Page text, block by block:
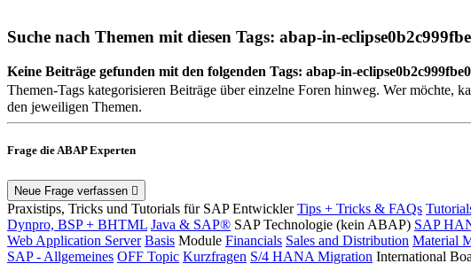
Suche nach Themen mit diesen Tags: abap-in-
Keine Beiträge gefunden mit den folgenden Tags: abap-in-
Themen-Tags kategorisieren Beiträge über einzelne Foren hinweg. Wer möchte,
den jeweiligen Themen.
Frage die ABAP Experten
Neue Frage verfassen
Praxistips, Tricks und Tutorials für SAP Entwickler Tips + Tricks & FAQs
Dynpro, BSP + BHTML Java & SAP® SAP Technologie (kein ABAP) SAP
Web Application Server Basis Module Financials Sales and Distribution Material
SAP - Allgemeines OFF Topic Kurzfragen S/4 HANA Migration International